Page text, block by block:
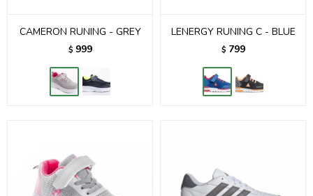
CAMERON RUNING - GREY
$ 999
LENERGY RUNING C - BLUE
$ 799